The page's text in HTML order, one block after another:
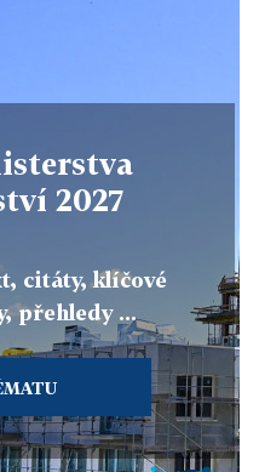
2027
citáty, klíčové
přehledy ...